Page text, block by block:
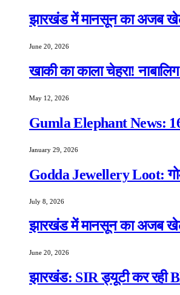
झारखंड में मानसून का अजब
June 20, 2026
खाकी का काला चेहरा!
May 12, 2026
Gumla Elephant News:
January 29, 2026
Godda Jewellery Loot:
July 8, 2026
झारखंड में मानसून का अजब
June 20, 2026
झारखंड: SIR ड्यूटी कर रही